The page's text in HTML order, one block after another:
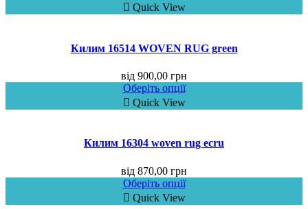
Quick View
Килим 16514 WOVEN RUG green
від 900,00 грн
Оберіть опції
Quick View
Килим 16304 woven rug ecru
від 870,00 грн
Оберіть опції
Quick View